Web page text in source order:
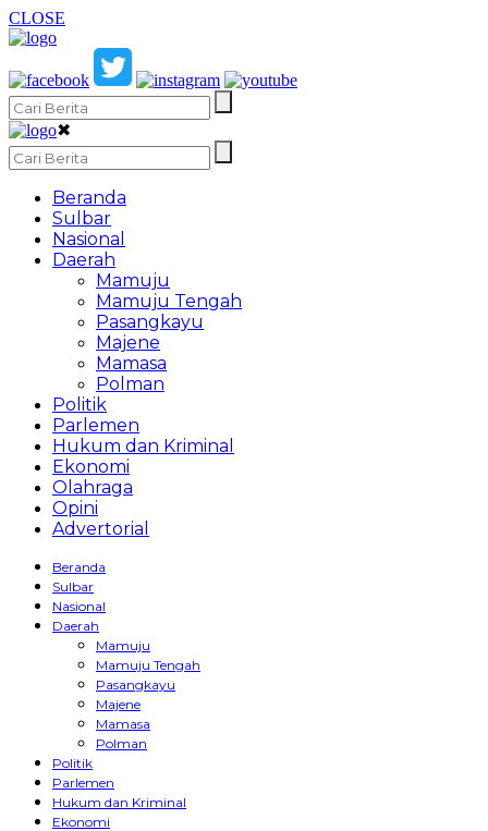
CLOSE
✖
Beranda
Sulbar
Nasional
Daerah
Mamuju
Mamuju Tengah
Pasangkayu
Majene
Mamasa
Polman
Politik
Parlemen
Hukum dan Kriminal
Ekonomi
Olahraga
Opini
Advertorial
Beranda
Sulbar
Nasional
Daerah
Mamuju
Mamuju Tengah
Pasangkayu
Majene
Mamasa
Polman
Politik
Parlemen
Hukum dan Kriminal
Ekonomi